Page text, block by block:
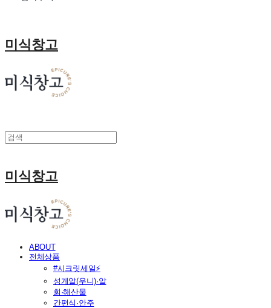
미식창고
미식창고
ABOUT
전체상품
#시크릿세일⚡
성게알(우니)·알
회·해산물
간편식·안주